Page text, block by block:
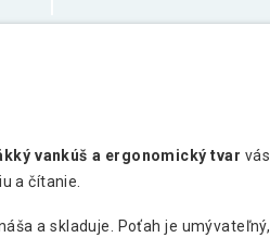
vankúš a ergonomický tvar vás
a čítanie.
a skladuje. Poťah je umývateľný,